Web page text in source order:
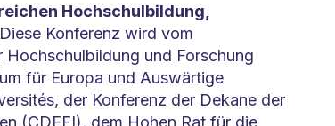
Hochschulbildung,
Diese Konferenz wird vom
und Forschung
für Europa und Auswärtige
der Konferenz der Dekane der
(CDEFI), dem Hohen Rat für die